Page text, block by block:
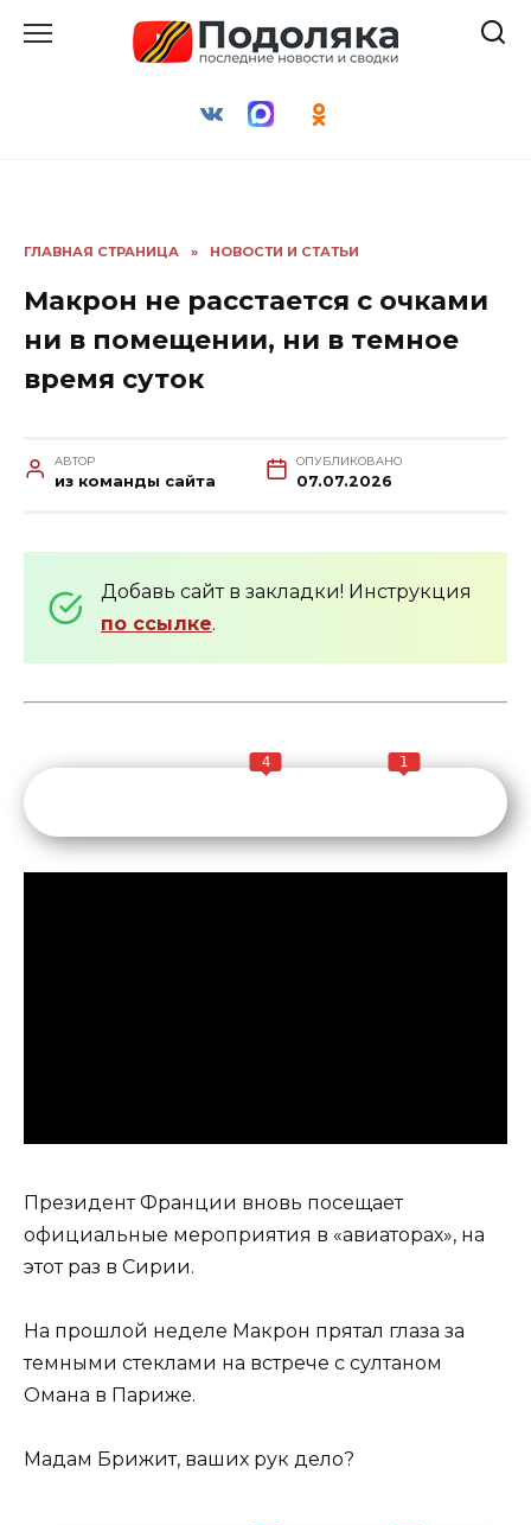
ГЛАВНАЯ СТРАНИЦА » НОВОСТИ И СТАТЬИ
Макрон не расстается с очками
ни в помещении, ни в темное
время суток
АВТОР
из команды сайта
ОПУБЛИКОВАНО
07.07.2026
Добавь сайт в закладки! Инструкция
по ссылке.
4 1
Президент Франции вновь посещает
официальные мероприятия в «авиаторах», на
этот раз в Сирии.
На прошлой неделе Макрон прятал глаза за
темными стеклами на встрече с султаном
Омана в Париже.
Мадам Брижит, ваших рук дело?